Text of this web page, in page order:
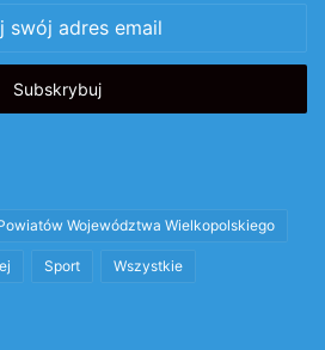
Województwa Wielkopolskiego
Sport Wszystkie